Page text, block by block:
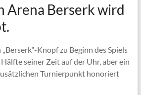
Arena Berserk wird
Knopf zu Beginn des Spiels
seiner Zeit auf der Uhr, aber ein
Turnierpunkt honoriert